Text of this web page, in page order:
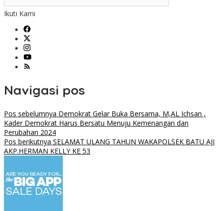
Ikuti Kami
Navigasi pos
Pos sebelumnya Demokrat Gelar Buka Bersama, M,AL Ichsan ,
Kader Demokrat Harus Bersatu Menuju Kemenangan dan
Perubahan 2024
Pos berikutnya SELAMAT ULANG TAHUN WAKAPOLSEK BATU AJI
AKP.HERMAN KELLY KE 53